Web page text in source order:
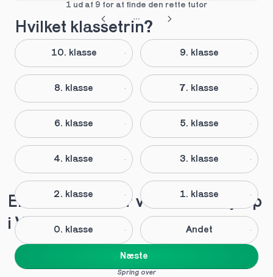
1 ud af 9 for at finde den rette tutor
Hvilket klassetrin?
10. klasse 9. klasse
8. klasse 7. klasse
6. klasse 5. klasse
4. klasse 3. klasse
2. klasse 1. klasse
0. klasse Andet
Næste
Spring over
Elever anbefaler vores lektiehjælp
i Vestbirk